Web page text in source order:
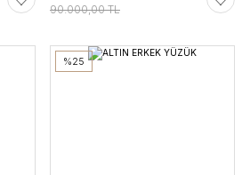
90.000,00 TL
%25